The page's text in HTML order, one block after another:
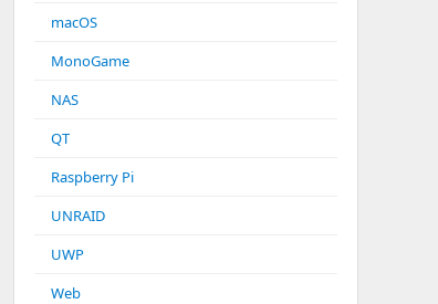
macOS
MonoGame
NAS
QT
Raspberry Pi
UNRAID
UWP
Web